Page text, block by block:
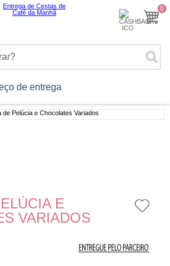
0
de entrega
Datas Shopping
Monte
sua
Cesta
E
VARIADOS